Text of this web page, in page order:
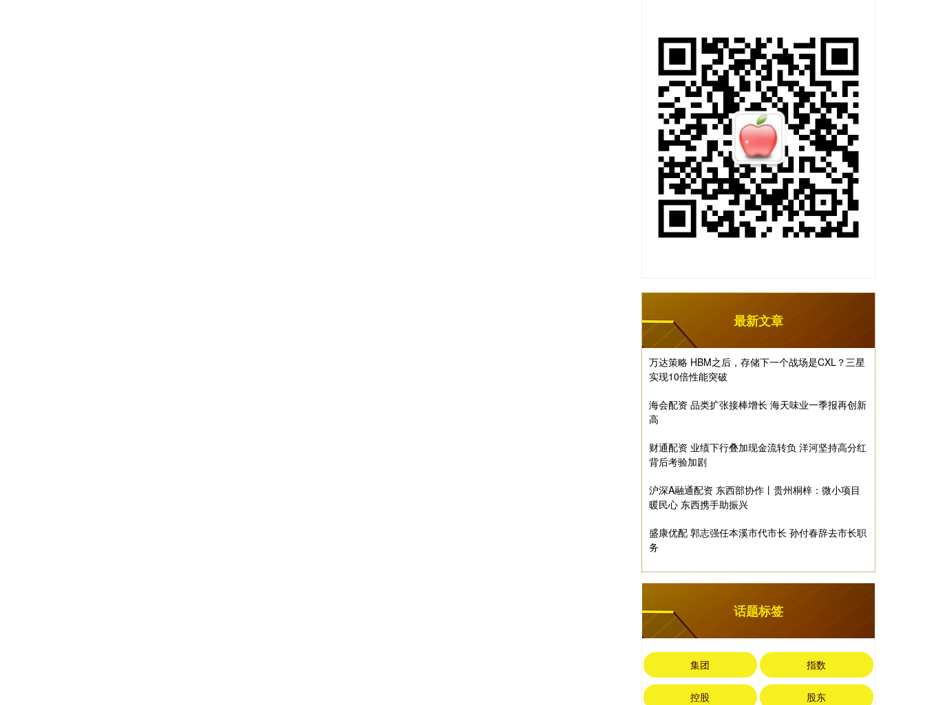
最新文章
万达策略 HBM之后，存储下一个战场是CXL？三星
实现10倍性能突破
海会配资 品类扩张接棒增长 海天味业一季报再创新
高
财通配资 业绩下行叠加现金流转负 洋河坚持高分红
背后考验加剧
沪深A融通配资 东西部协作丨贵州桐梓：微小项目
暖民心 东西携手助振兴
盛康优配 郭志强任本溪市代市长 孙付春辞去市长职
务
话题标签
集团 指数
控股 股东